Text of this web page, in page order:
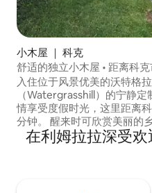
小木屋 ｜ 科克
舒适的独立小木屋 • 距离科克
程
入住位于风景优美的沃特格
（Watergrasshill）的宁静定
情享受度假时光，这里距离
分钟。 醒来时可欣赏美丽的乡村风光，并
在自己的私人户外空间中放
适合情侣、独自旅行者或远
在利姆拉拉深受